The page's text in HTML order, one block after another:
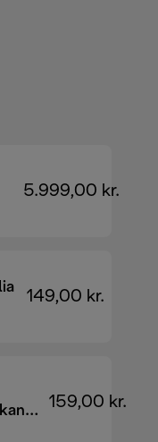
5.999,00 kr.
149,00 kr.
159,00 kr.